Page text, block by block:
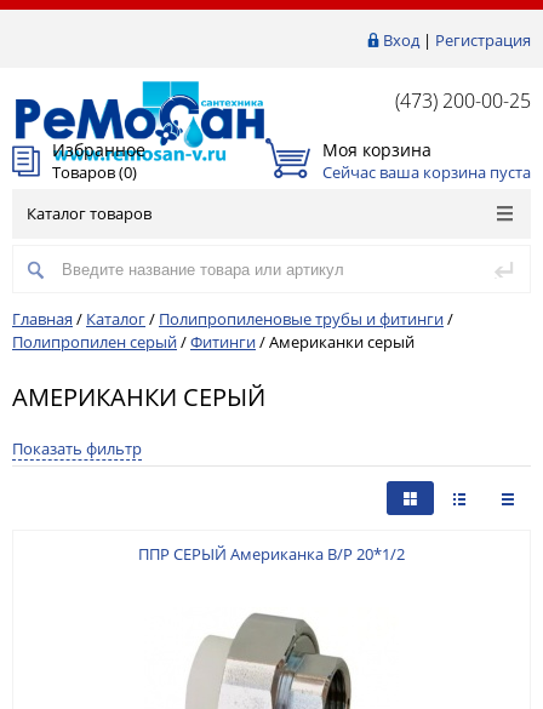
Вход| Регистрация
(473) 200-00-25
Избранное
Товаров (0)
Моя корзина
Сейчас ваша корзина пуста
Каталог товаров
Главная / Каталог/ Полипропиленовые трубы и фитинги/
Полипропилен серый/Фитинги/Американки серый
АМЕРИКАНКИ СЕРЫЙ
Показать фильтр
ППР СЕРЫЙ Американка В/Р 20*1/2